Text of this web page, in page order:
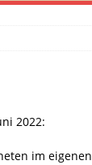
2022:
im